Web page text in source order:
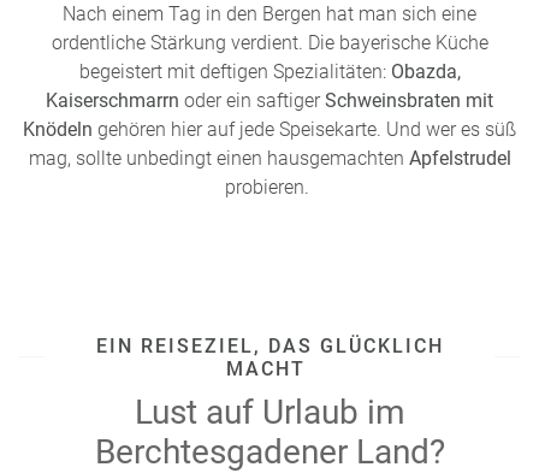
Nach einem Tag in den Bergen hat man sich eine
ordentliche Stärkung verdient. Die bayerische Küche
begeistert mit deftigen Spezialitäten: Obazda,
Kaiserschmarrn oder ein saftiger Schweinsbraten mit
Knödeln gehören hier auf jede Speisekarte. Und wer es süß
mag, sollte unbedingt einen hausgemachten Apfelstrudel
probieren.
EIN REISEZIEL, DAS GLÜCKLICH
MACHT
Lust auf Urlaub im
Berchtesgadener Land?